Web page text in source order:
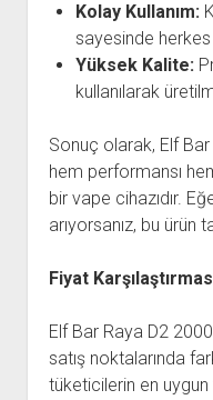
Kolay Kullanım:
sayesinde herkes
Yüksek Kalite:
kullanılarak
Sonuç olarak, Elf
hem performansı
bir vape cihazıdır.
arıyorsanız, bu ürün
Fiyat
Elf Bar Raya D2
satış noktalarında
tüketicilerin en uygun